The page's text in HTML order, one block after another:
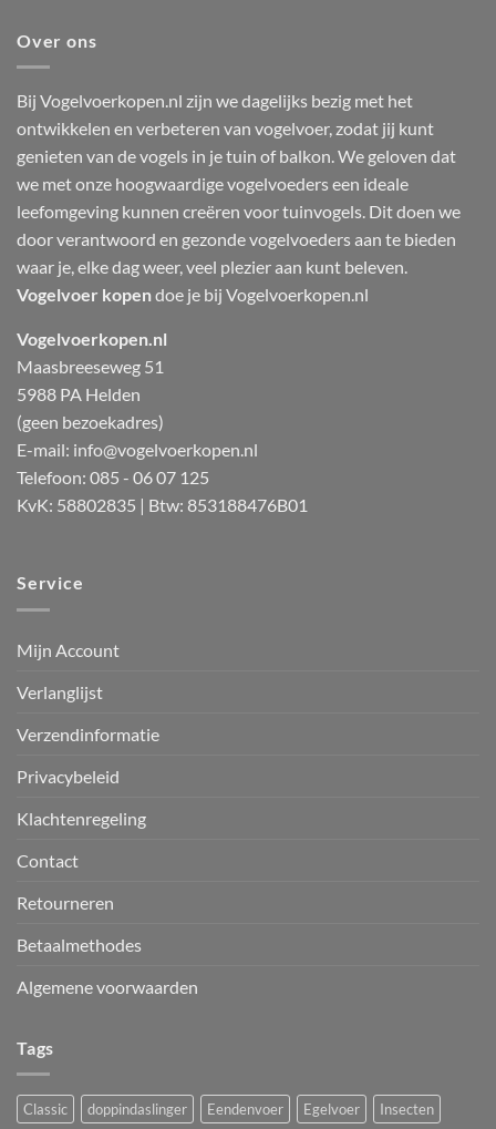
Over ons
Bij Vogelvoerkopen.nl zijn we dagelijks bezig met het
ontwikkelen en verbeteren van vogelvoer, zodat jij kunt
genieten van de vogels in je tuin of balkon. We geloven dat
we met onze hoogwaardige vogelvoeders een ideale
leefomgeving kunnen creëren voor tuinvogels. Dit doen we
door verantwoord en gezonde vogelvoeders aan te bieden
waar je, elke dag weer, veel plezier aan kunt beleven.
Vogelvoer kopendoe je bij Vogelvoerkopen.nl
Vogelvoerkopen.nl
Maasbreeseweg 51
5988 PA Helden
(geen bezoekadres)
E-mail: info@vogelvoerkopen.nl
Telefoon: 085 - 06 07 125
KvK: 58802835 | Btw: 853188476B01
Service
Mijn Account
Verlanglijst
Verzendinformatie
Privacybeleid
Klachtenregeling
Contact
Retourneren
Betaalmethodes
Algemene voorwaarden
Tags
Classic doppindaslinger Eendenvoer Egelvoer
Insecten